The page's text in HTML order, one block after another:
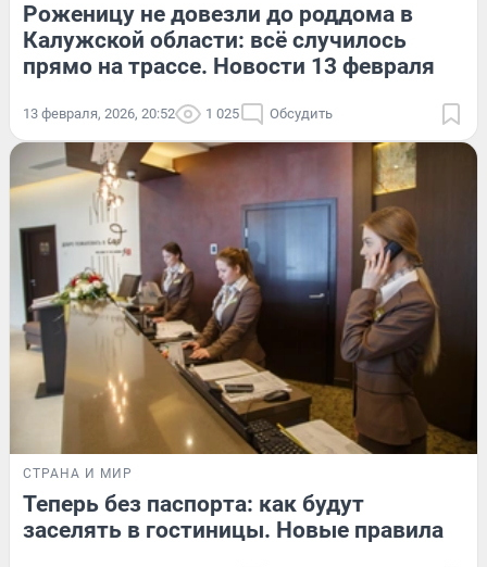
Роженицу не довезли до роддома в
Калужской области: всё случилось
прямо на трассе. Новости 13 февраля
13 февраля, 2026, 20:52 1 025 Обсудить
СТРАНА И МИР
Теперь без паспорта: как будут
заселять в гостиницы. Новые правила